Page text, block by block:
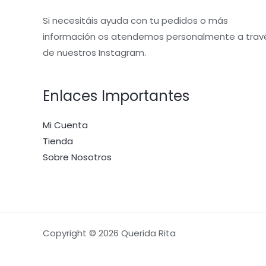
Si necesitáis ayuda con tu pedidos o más
información os atendemos personalmente a
de nuestros Instagram.
Enlaces Importantes
Mi Cuenta
Tienda
Sobre Nosotros
Copyright © 2026 Querida Rita